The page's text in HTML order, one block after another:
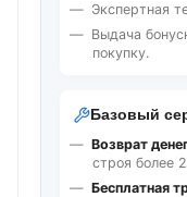
Экспертная
Выдача
покупку.
Базовый
Возврат
строя более
Бесплатная